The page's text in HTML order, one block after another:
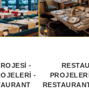
-
-